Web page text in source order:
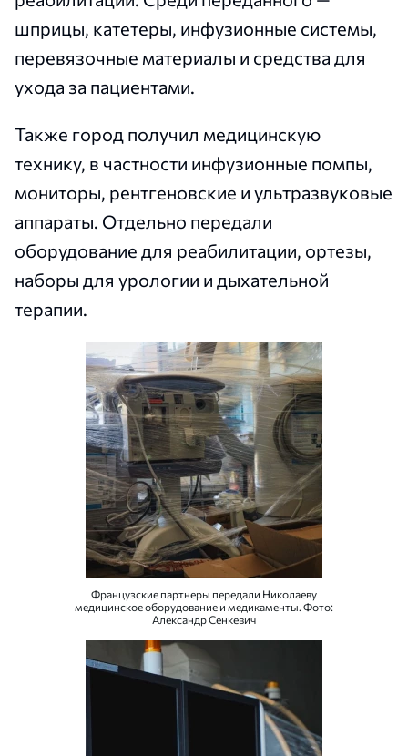
шприцы, катетеры, инфузионные системы,
перевязочные материалы и средства для
ухода за пациентами.
Также город получил медицинскую
технику, в частности инфузионные помпы,
мониторы, рентгеновские и ультразвуковые
аппараты. Отдельно передали
оборудование для реабилитации, ортезы,
наборы для урологии и дыхательной
терапии.
Французские партнеры передали Николаеву
медицинское оборудование и медикаменты. Фото:
Александр Сенкевич